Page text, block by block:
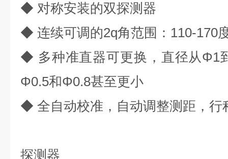
◆ 对称安装的双探测器
◆ 连续可调的2q角范围：110-170
◆ 多种准直器可更换，直径从Φ1
Φ0.5和Φ0.8甚至更小
◆ 全自动校准，自动调整测距，行
探测器